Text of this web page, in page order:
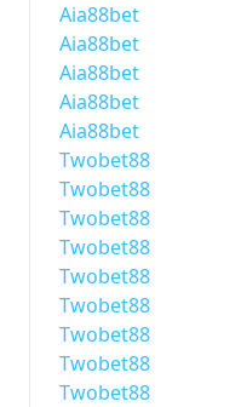
Aia88bet
Aia88bet
Aia88bet
Aia88bet
Aia88bet
Twobet88
Twobet88
Twobet88
Twobet88
Twobet88
Twobet88
Twobet88
Twobet88
Twobet88